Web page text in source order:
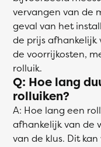
vervangen van de
geval van het
de prijs afhankelijk
de voorrijkosten,
rolluik.
Q: Hoe lang
rolluiken?
A: Hoe lang een
afhankelijk van de
van de klus. Dit